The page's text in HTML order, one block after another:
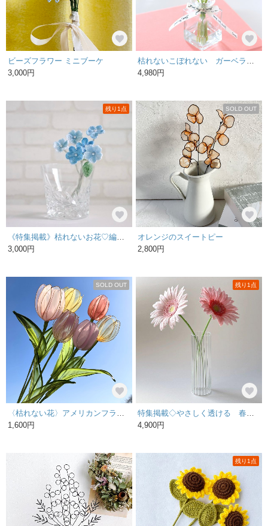
ビーズフラワー ミニブーケ
3,000円
4,980円
残り1点
3,000円
SOLD OUT
オレンジのスイートピー
2,800円
SOLD OUT
1,600円
残り1点
4,900円
残り1点